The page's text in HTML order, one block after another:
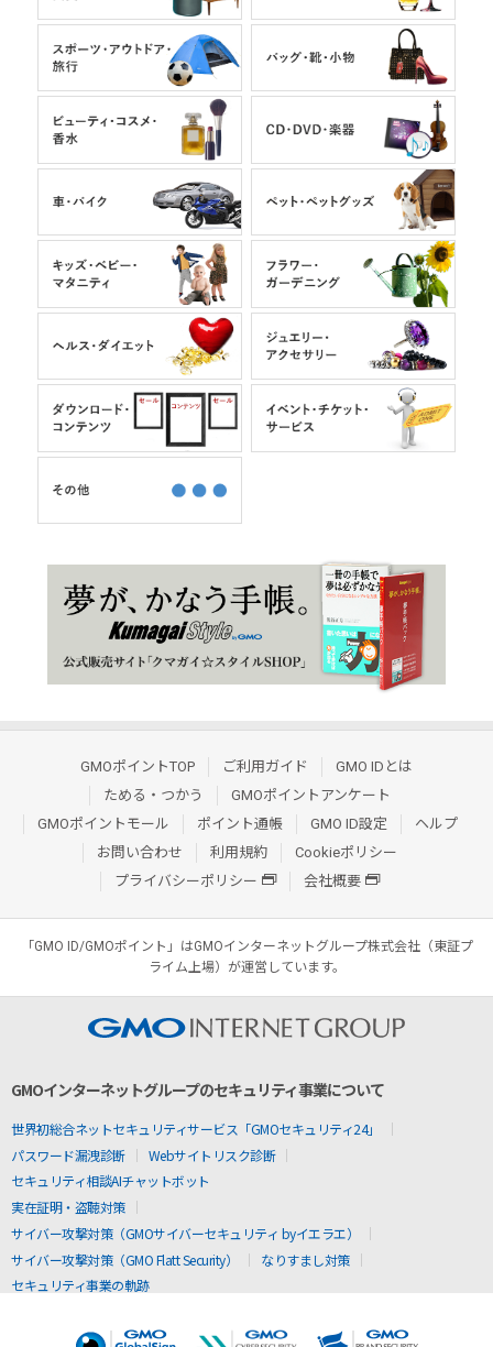
GMOポイントTOP ご利用ガイド
GMO IDとは
ためる・つかう
GMOポイントアンケート
GMOポイントモール
ポイント通帳 GMO ID設定
ヘルプ
お問い合わせ
利用規約
Cookieポリシー
プライバシーポリシー
会社概要
「GMO ID/GMOポイント」はGMOインターネットグループ株式会社（東証プ
ライム上場）が運営しています。
GMOインターネットグループのセキュリティ事業について
世界初総合ネットセキュリティサービス「GMOセキュリティ24」
パスワード漏洩診断
Webサイトリスク診断
セキュリティ相談AIチャットボット
実在証明・盗聴対策
サイバー攻撃対策（GMOサイバーセキュリティ byイエラエ）
サイバー攻撃対策（GMO Flatt Security）
なりすまし対策
セキュリティ事業の軌跡